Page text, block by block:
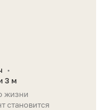
•
3 м
жизни
становится